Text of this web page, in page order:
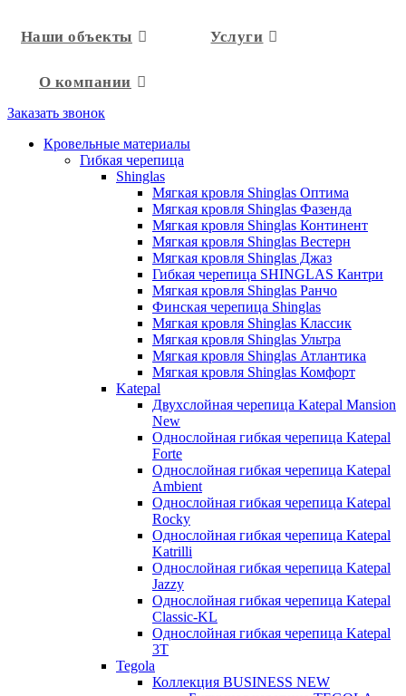
Наши объекты Услуги
О компании
Заказать звонок
Кровельные материалы
Гибкая черепица
Shinglas
Мягкая кровля Shinglas Оптима
Мягкая кровля Shinglas Фазенда
Мягкая кровля Shinglas Континент
Мягкая кровля Shinglas Вестерн
Мягкая кровля Shinglas Джаз
Гибкая черепица SHINGLAS Кантри
Мягкая кровля Shinglas Ранчо
Финская черепица Shinglas
Мягкая кровля Shinglas Классик
Мягкая кровля Shinglas Ультра
Мягкая кровля Shinglas Атлантика
Мягкая кровля Shinglas Комфорт
Katepal
Двухслойная черепица Katepal Mansion
New
Однослойная гибкая черепица Katepal
Forte
Однослойная гибкая черепица Katepal
Ambient
Однослойная гибкая черепица Katepal
Rocky
Однослойная гибкая черепица Katepal
Katrilli
Однослойная гибкая черепица Katepal
Jazzy
Однослойная гибкая черепица Katepal
Classic-KL
Однослойная гибкая черепица Katepal
3T
Tegola
Коллекция BUSINESS NEW